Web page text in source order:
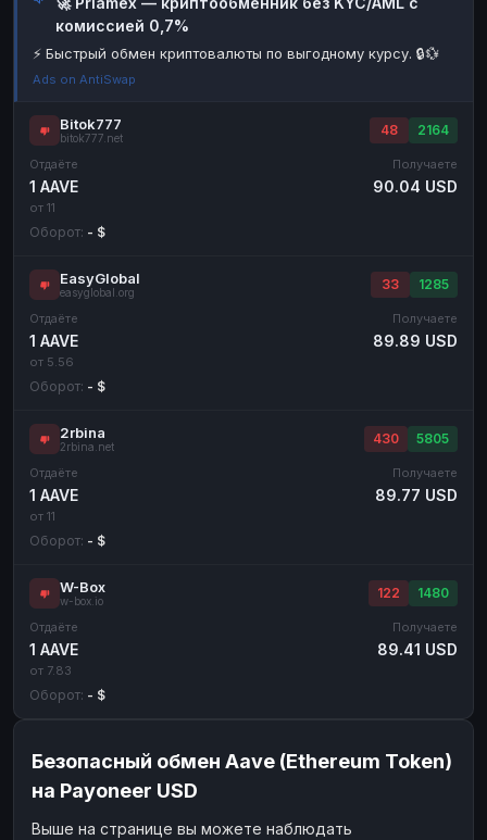
Наличные
Наличные USD Наличные USD
комиссией 0,7%
⚡ Быстрый обмен криптовалюты по выгодному курсу. 🔒💱
Ads on AntiSwap
Bitok777
bitok777.net
48 2164
Отдаёте
1 AAVE
от 11
Получаете
90.04 USD
Оборот: - $
EasyGlobal
easyglobal.org
33 1285
Отдаёте
1 AAVE
от 5.56
Получаете
89.89 USD
Оборот: - $
2rbina
2rbina.net
430 5805
Отдаёте
1 AAVE
от 11
Получаете
89.77 USD
Оборот: - $
W-Box
w-box.io
122 1480
Отдаёте
1 AAVE
от 7.83
Получаете
89.41 USD
Оборот: - $
Безопасный обмен Aave (Ethereum Token)
на Payoneer USD
Выше на странице вы можете наблюдать